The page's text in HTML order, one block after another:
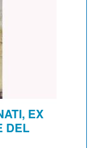
EX
DEL